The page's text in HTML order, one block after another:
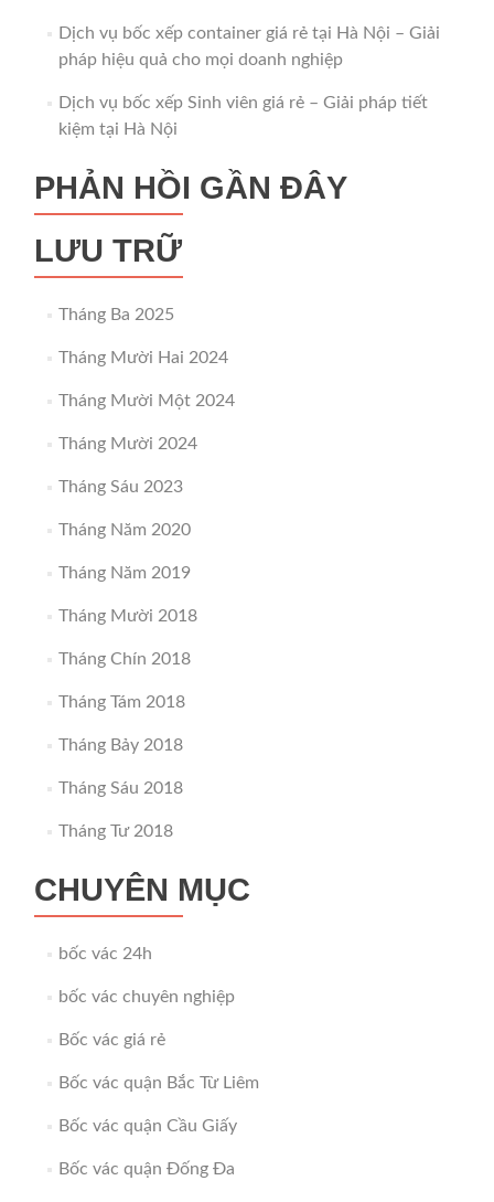
Dịch vụ bốc xếp container giá rẻ tại Hà Nội – Giải
pháp hiệu quả cho mọi doanh nghiệp
Dịch vụ bốc xếp Sinh viên giá rẻ – Giải pháp tiết
kiệm tại Hà Nội
PHẢN HỒI GẦN ĐÂY
LƯU TRỮ
Tháng Ba 2025
Tháng Mười Hai 2024
Tháng Mười Một 2024
Tháng Mười 2024
Tháng Sáu 2023
Tháng Năm 2020
Tháng Năm 2019
Tháng Mười 2018
Tháng Chín 2018
Tháng Tám 2018
Tháng Bảy 2018
Tháng Sáu 2018
Tháng Tư 2018
CHUYÊN MỤC
bốc vác 24h
bốc vác chuyên nghiệp
Bốc vác giá rẻ
Bốc vác quận Bắc Từ Liêm
Bốc vác quận Cầu Giấy
Bốc vác quận Đống Đa